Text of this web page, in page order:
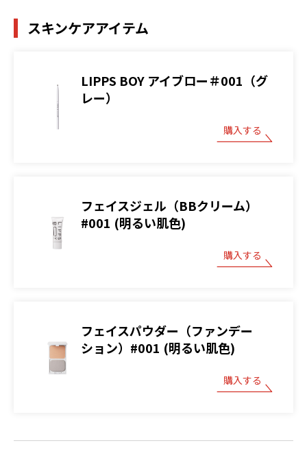
スキンケアアイテム
LIPPS BOY アイブロー＃001（グ
レー）
購入する
フェイスジェル（BBクリーム）
#001 (明るい肌色)
購入する
フェイスパウダー（ファンデー
ション）#001 (明るい肌色)
購入する